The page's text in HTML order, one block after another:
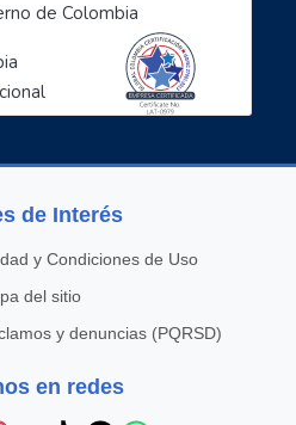
en el mundo digital: empo...
a tu alcance: empode...
para la empleabilidad...
para mujeres
socioeconómico a tra...
ser buena onda en Int...
de niños, niñas y ...
de contenido y contacto en...
de Colombia
de Interés
y Condiciones de Uso
del sitio
y denuncias (PQRSD)
en redes